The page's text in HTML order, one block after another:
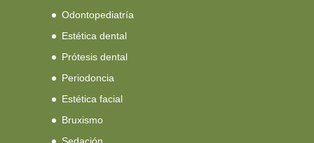
Odontopediatría
Estética dental
Prótesis dental
Periodoncia
Estética facial
Bruxismo